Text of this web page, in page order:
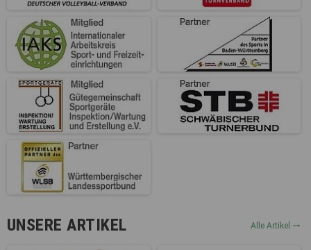
UNSERE ARTIKEL Alle Artikel 